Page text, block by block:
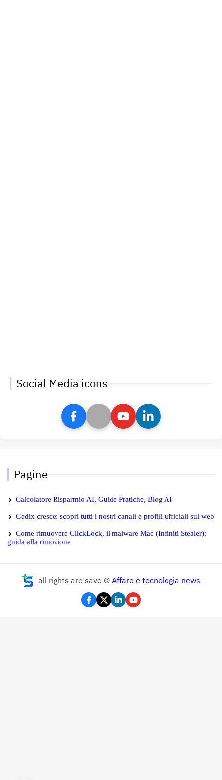
Social Media icons
Pagine
Calcolatore Risparmio AI, Guide Pratiche, Blog AI
Gedix cresce: scopri tutti i nostri canali e profili ufficiali sul web
Come rimuovere ClickLock, il malware Mac (Infiniti Stealer):
guida alla rimozione
all rights are save © Affare e tecnologia news